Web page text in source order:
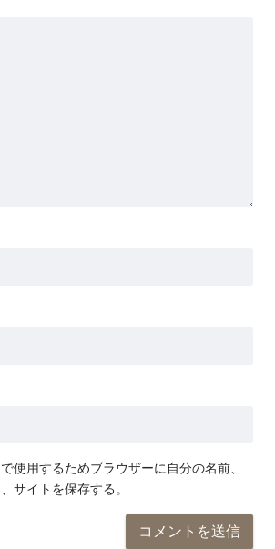
使用するためブラウザーに自分の名前、
サイトを保存する。